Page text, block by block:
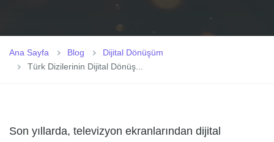
Ana Sayfa Blog
Dijital Dönüşüm
Türk Dizilerinin Dijital Dönüş...
Son yıllarda, televizyon ekranlarından dijital